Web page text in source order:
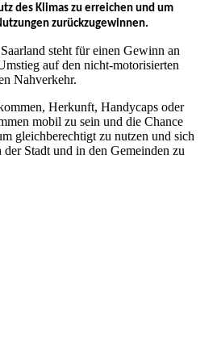
des Klimas zu erreichen und um
zurückzugewinnen.
steht für einen Gewinn an
auf den nicht-motorisierten
Nahverkehr.
Herkunft, Handycaps oder
mobil zu sein und die Chance
gleichberechtigt zu nutzen und sich
Stadt und in den Gemeinden zu